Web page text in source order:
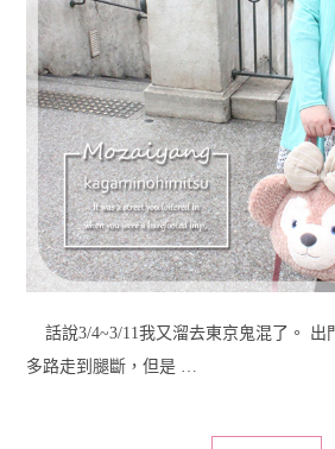
話說3/4~3/11我又溜去東京鬼混了。 出
多路走到腿斷，但是 …